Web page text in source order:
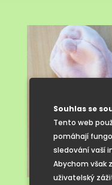
Souhlas se
Tento web
pomáhají
sledování vaší
Abychom však
uživatelský